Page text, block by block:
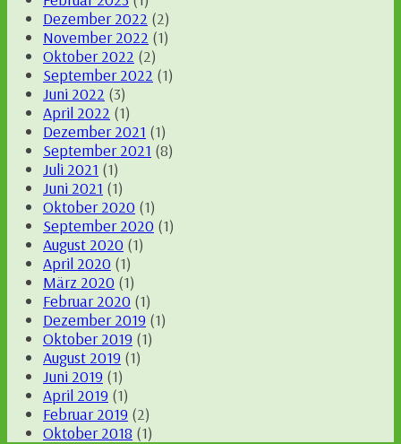
Dezember 2022 (2)
November 2022 (1)
Oktober 2022 (2)
September 2022 (1)
Juni 2022 (3)
April 2022 (1)
Dezember 2021 (1)
September 2021 (8)
Juli 2021 (1)
Juni 2021 (1)
Oktober 2020 (1)
September 2020 (1)
August 2020 (1)
April 2020 (1)
März 2020 (1)
Februar 2020 (1)
Dezember 2019 (1)
Oktober 2019 (1)
August 2019 (1)
Juni 2019 (1)
April 2019 (1)
Februar 2019 (2)
Oktober 2018 (1)